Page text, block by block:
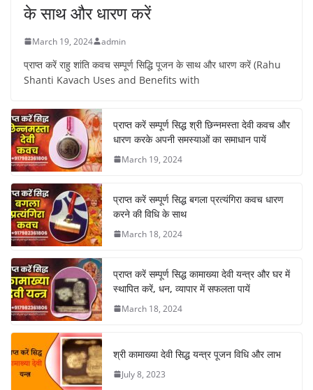
के साथ और धारण करें
March 19, 2024 admin
प्राप्त करें राहु शांति कवच सम्पूर्ण सिद्धि पूजन के साथ और धारण करें (Rahu
Shanti Kavach Uses and Benefits with
प्राप्त करें सम्पूर्ण सिद्ध श्री छिन्नमस्ता देवी कवच और
धारण करके अपनी समस्याओं का समाधान पायें
March 19, 2024
प्राप्त करें सम्पूर्ण सिद्ध बगला प्रत्यंगिरा कवच धारण
करने की विधि के साथ
March 18, 2024
प्राप्त करें सम्पूर्ण सिद्ध कामाख्या देवी यन्त्र और घर में
स्थापित करें, धन, व्यापार में सफलता पायें
March 18, 2024
श्री कामाख्या देवी सिद्ध यन्त्र पूजन विधि और लाभ
July 8, 2023